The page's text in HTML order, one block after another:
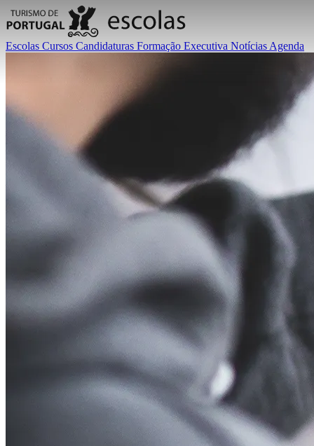
Escolas Cursos Candidaturas Formação Executiva Notícias Agenda